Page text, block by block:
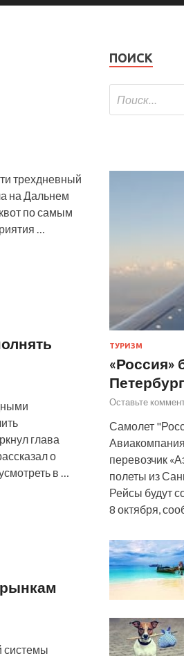
трехдневный
на Дальнем
по самым
…
глава
о
в …
системы
ПОИСК
ТУРИЗМ
«Россия»
Оставьте
Самолет
перевозчик
полеты из
Рейсы будут
8 октября,